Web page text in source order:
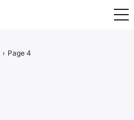
› Page 4